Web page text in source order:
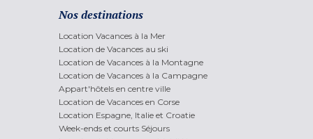
Nos destinations
Location Vacances à la Mer
Location de Vacances au ski
Location de Vacances à la Montagne
Location de Vacances à la Campagne
Appart'hôtels en centre ville
Location de Vacances en Corse
Location Espagne, Italie et Croatie
Week-ends et courts Séjours